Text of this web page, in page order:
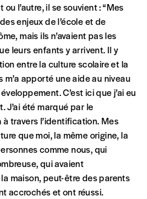
inclus
inclus
l’autre, il se souvient : “Mes
enjeux de l’école et de
mais ils n’avaient pas les
leurs enfants y arrivent. Il y
entre la culture scolaire et la
apporté une aide au niveau
C’est ici que j’ai eu
J’ai été marqué par le
travers l’identification. Mes
que moi, la même origine, la
comme nous, qui
qui avaient
maison, peut-être des parents
accrochés et ont réussi.